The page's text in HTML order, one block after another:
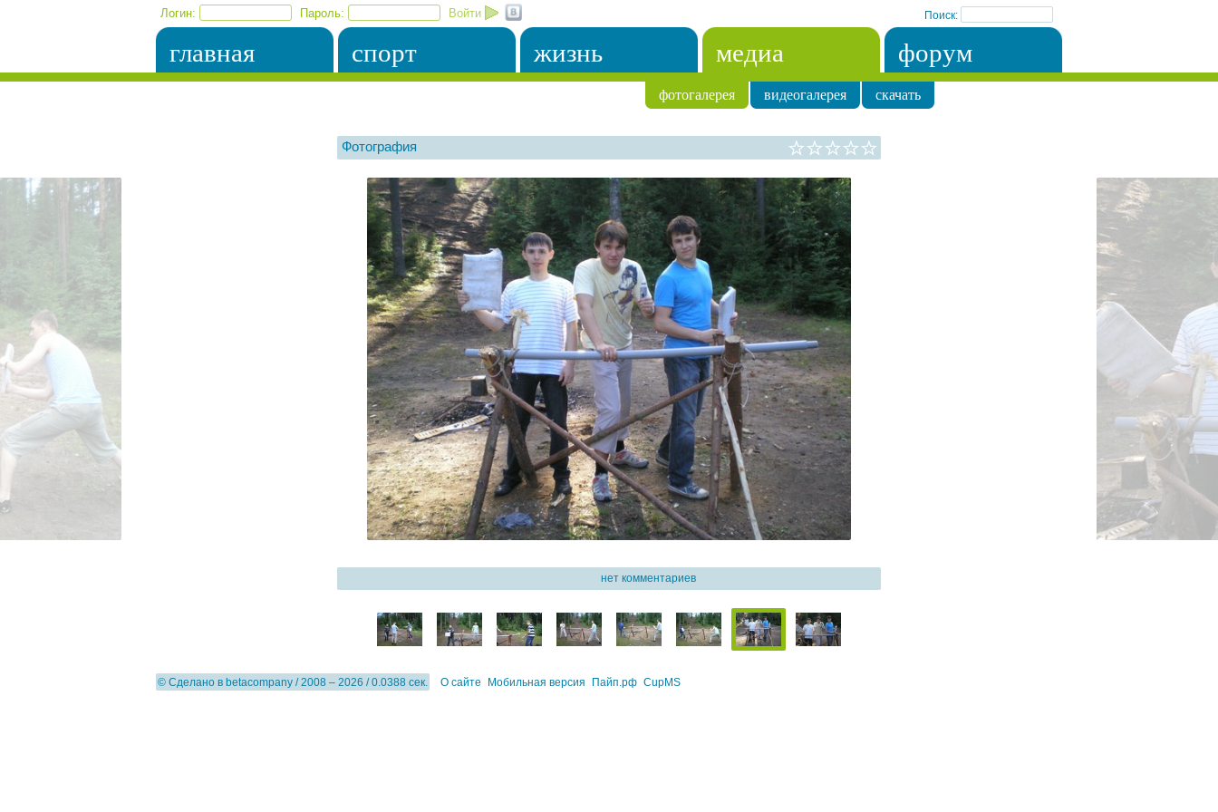
Логин: Пароль: Войти Поиск:
главная спорт жизнь медиа форум
фотогалерея видеогалерея скачать
Фотография
нет комментариев
© Сделано в betacompany / 2008 – 2026 / 0.0388 сек. О сайте Мобильная версия Пайп.рф CupMS